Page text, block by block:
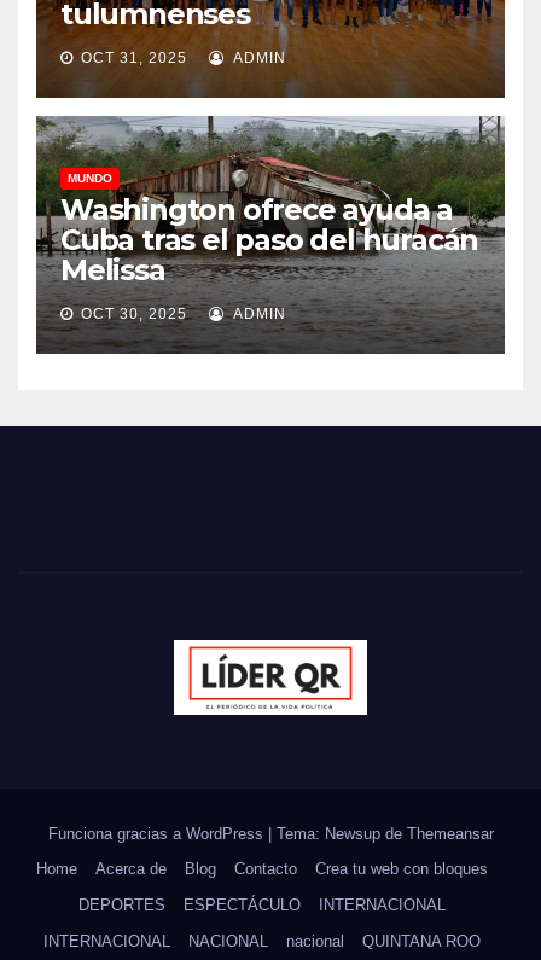
tulumnenses
OCT 31, 2025 ADMIN
MUNDO
Washington ofrece ayuda a
Cuba tras el paso del huracán
Melissa
OCT 30, 2025 ADMIN
Funciona gracias a WordPress Tema: Newsup de Themeansar
Home
Acerca de Blog Contacto
Crea tu web con bloques
DEPORTES
ESPECTÁCULO
INTERNACIONAL
INTERNACIONAL
NACIONAL nacional QUINTANA ROO